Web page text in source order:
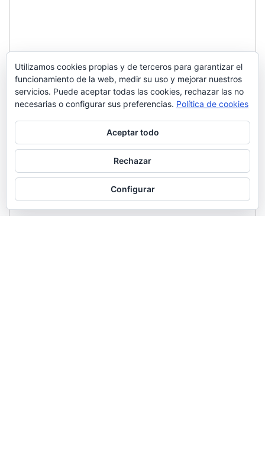
Utilizamos cookies propias y de terceros para garantizar el
funcionamiento de la web, medir su uso y mejorar nuestros
servicios. Puede aceptar todas las cookies, rechazar las no
necesarias o configurar sus preferencias. Política de cookies
Aceptar todo
Rechazar
Configurar